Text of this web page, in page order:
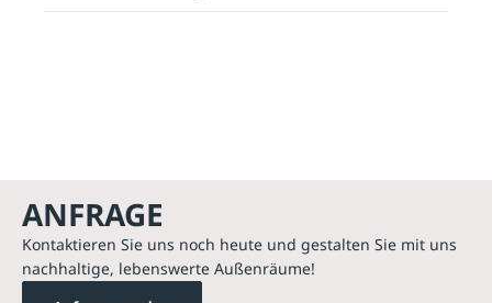
ANFRAGE
Kontaktieren Sie uns noch heute und gestalten Sie mit uns
nachhaltige, lebenswerte Außenräume!